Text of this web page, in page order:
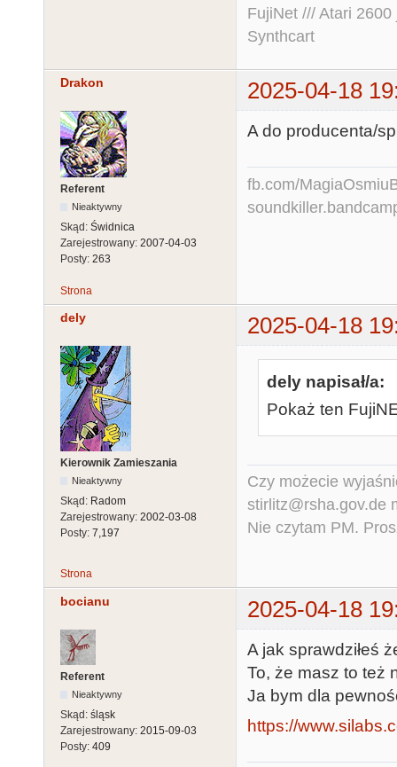
FujiNet /// Atari
Synthcart
Drakon 2025-04-18
Referent
Nieaktywny
Skąd: Świdnica
Zarejestrowany: 2007-04-03
Posty: 263
A do producenta/
fb.com/
Strona
dely 2025-04-18
Kierownik Zamieszania
Nieaktywny
Skąd: Radom
Zarejestrowany: 2002-03-08
Posty: 7,197
dely napisał/a:
Pokaż ten
Czy możecie
stirlitz@rsha.gov.de
Nie czytam PM.
Strona
bocianu 2025-04-18
Referent
Nieaktywny
Skąd: śląsk
Zarejestrowany: 2015-09-03
Posty: 409
A jak sprawdziłeś
To, że masz to też
Ja bym dla
https://